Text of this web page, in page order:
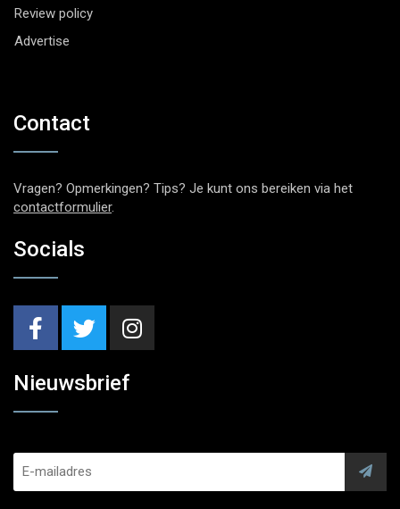
Review policy
Advertise
Contact
Vragen? Opmerkingen? Tips? Je kunt ons bereiken via het
contactformulier.
Socials
Nieuwsbrief